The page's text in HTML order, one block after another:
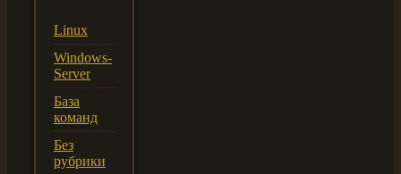
Linux
Windows-
Server
База
команд
Без
рубрики